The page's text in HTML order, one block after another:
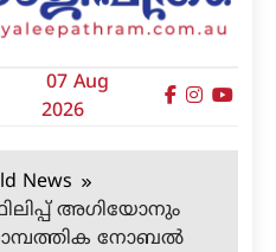
07 Aug
2026
News
അഗിയോനും
സാമ്പത്തിക നോബല്‍